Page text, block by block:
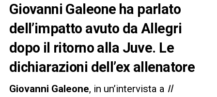
Giovanni Galeone ha parlato
dell’impatto avuto da Allegri
dopo il ritorno alla Juve. Le
dichiarazioni dell’ex allenatore
Giovanni Galeone, in un’intervista a Il